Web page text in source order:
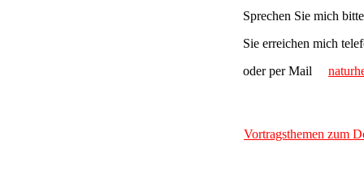
Sprechen Sie mich
Sie erreichen mich
oder per Mail
Vortragsthemen zum